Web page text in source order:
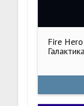
Fire
Галактика